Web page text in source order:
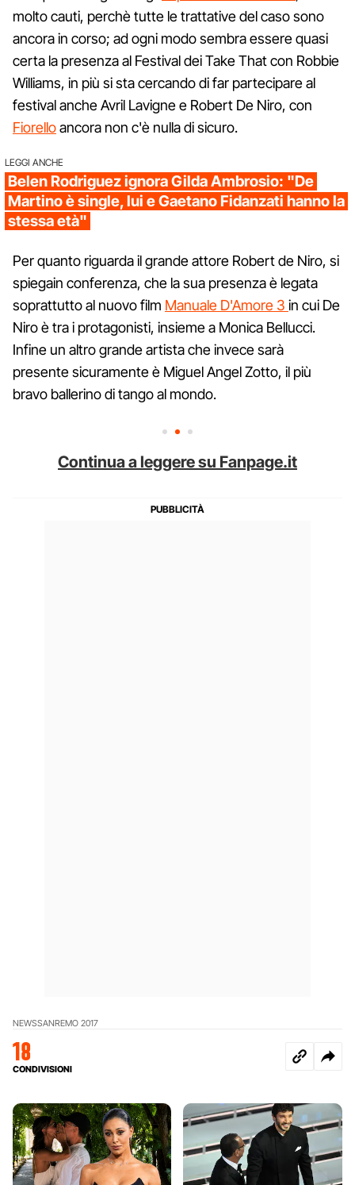
molto cauti, perchè tutte le trattative del caso sono
ancora in corso; ad ogni modo sembra essere quasi
certa la presenza al Festival dei Take That con Robbie
Williams, in più si sta cercando di far partecipare al
festival anche Avril Lavigne e Robert De Niro, con
Fiorelloancora non c'è nulla di sicuro.
LEGGI ANCHE
Belen Rodriguez ignora Gilda Ambrosio: "De
Martino è single, lui e Gaetano Fidanzati hanno la
stessa età"
Per quanto riguarda il grande attore Robert de Niro, si
spiegain conferenza, che la sua presenza è legata
soprattutto al nuovo film Manuale D'Amore 3 in cui De
Niro è tra i protagonisti, insieme a Monica Bellucci.
Infine un altro grande artista che invece sarà
presente sicuramente è Miguel Angel Zotto, il più
bravo ballerino di tango al mondo.
Continua a leggere su Fanpage.it
NEWSSANREMO 2017
18
CONDIVISIONI